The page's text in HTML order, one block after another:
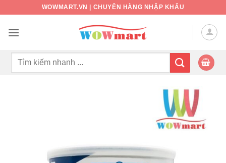
nội
WOWMART.VN | CHUYÊN HÀNG NHẬP KHẨU
Tìm